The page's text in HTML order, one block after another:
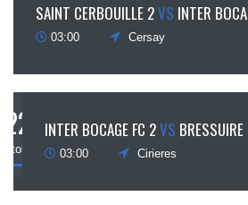
SAINT CERBOUILLE 2VS INTER
03:00 Cersay
22 INTER BOCAGE FC 2VS
03:00 Cirieres